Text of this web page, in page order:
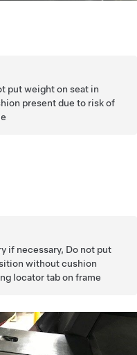
put weight on seat in
present due to risk of
if necessary, Do not put
without cushion
locator tab on frame